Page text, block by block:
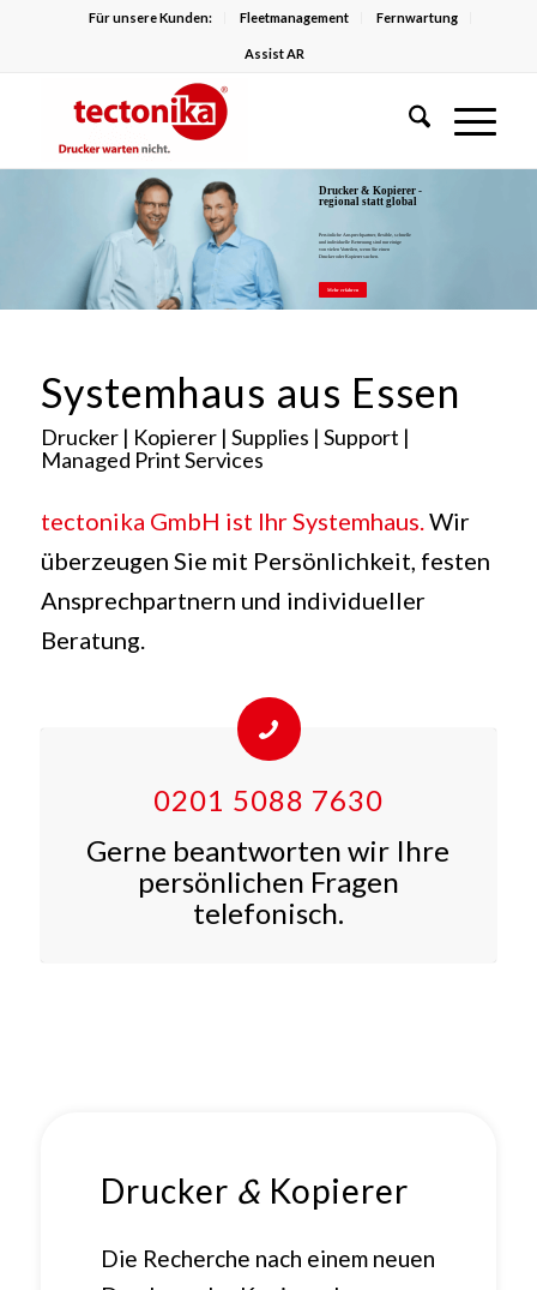
Für unsere Kunden: Fleetmanagement Fernwartung
Assist AR
Drucker & Kopierer -
regional statt global
Persönliche Ansprechpartner, flexible, schnelle
und individuelle Betreuung sind nur einige
von vielen Vorteilen, wenn Sie einen
Drucker oder Kopierer suchen.
Mehr erfahren
Systemhaus aus Essen
Drucker | Kopierer | Supplies | Support |
Managed Print Services
tectonika GmbH ist Ihr Systemhaus.Wir
überzeugen Sie mit Persönlichkeit, festen
Ansprechpartnern und individueller
Beratung.
0201 5088 7630
Gerne beantworten wir Ihre
persönlichen Fragen
telefonisch.
Drucker & Kopierer
Die Recherche nach einem neuen